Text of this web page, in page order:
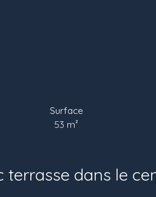
Surface
53 m²
terrasse dans le